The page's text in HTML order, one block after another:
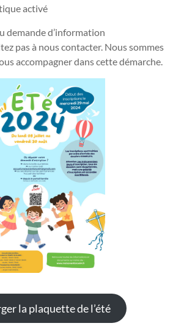
activé
demande d’information
pas à nous contacter. Nous sommes
accompagner dans cette démarche.
la plaquette de l’été